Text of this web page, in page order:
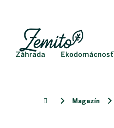
Záhrada Ekodomácnosť
DomovMagazín